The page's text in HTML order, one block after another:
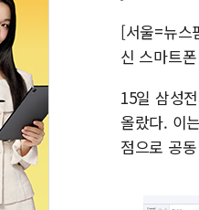
[서울=뉴스
신 스마트
15일 삼성
올랐다. 이
점으로 공